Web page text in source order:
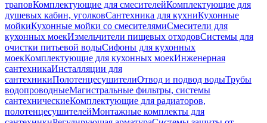
траповКомплектующие для смесителейКомплектующие для
душевых кабин, уголковСантехника для кухниКухонные
мойкиКухонные мойки со смесителямиСмесители для
кухонных моекИзмельчители пищевых отходовСистемы для
очистки питьевой водыСифоны для кухонных
моекКомплектующие для кухонных моекИнженерная
сантехникаИнсталляции для
сантехникиПолотенцесушителиОтвод и подвод водыТрубы
водопроводныеМагистральные фильтры, системы
сантехническиеКомплектующие для радиаторов,
полотенцесушителейМонтажные комплекты для